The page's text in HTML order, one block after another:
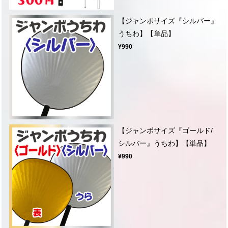
【ジャンボサイズ『シルバー』
うちわ】【単品】
¥990
【ジャンボサイズ『ゴールド/
シルバー』うちわ】【単品】
¥990